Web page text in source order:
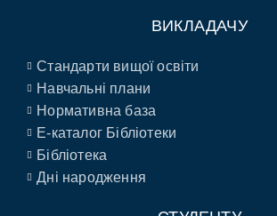
ВИКЛАДАЧУ
Стандарти вищої освіти
Навчальні плани
Нормативна база
E-каталог Бібліотеки
Бібліотека
Дні народження